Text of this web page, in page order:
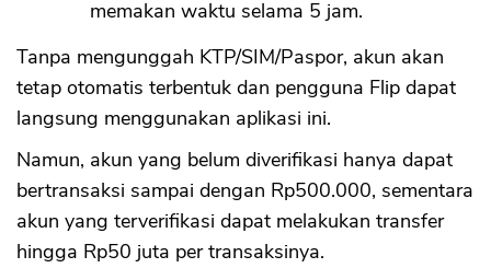
memakan waktu selama 5 jam.
Tanpa mengunggah KTP/SIM/Paspor, akun akan
tetap otomatis terbentuk dan pengguna Flip dapat
langsung menggunakan aplikasi ini.
Namun, akun yang belum diverifikasi hanya dapat
bertransaksi sampai dengan Rp500.000, sementara
akun yang terverifikasi dapat melakukan transfer
hingga Rp50 juta per transaksinya.